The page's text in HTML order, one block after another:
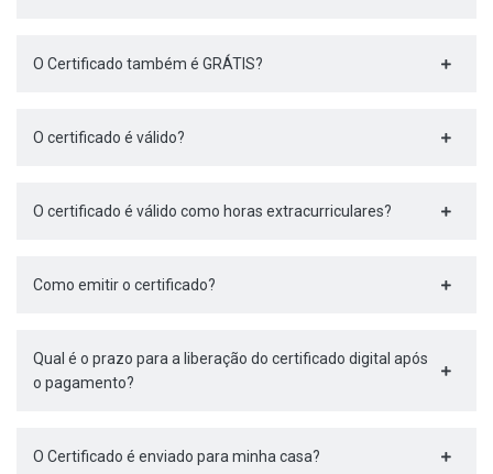
O Certificado também é GRÁTIS?
O certificado é válido?
O certificado é válido como horas extracurriculares?
Como emitir o certificado?
Qual é o prazo para a liberação do certificado digital após
o pagamento?
O Certificado é enviado para minha casa?